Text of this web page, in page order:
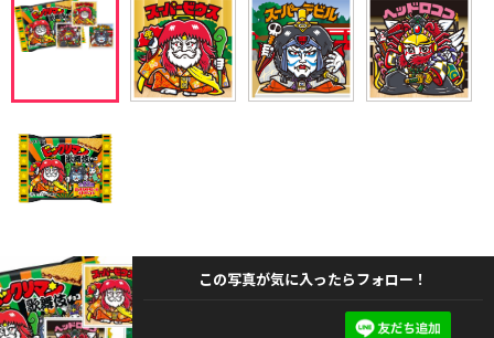
この写真が気に入ったらフォロー！